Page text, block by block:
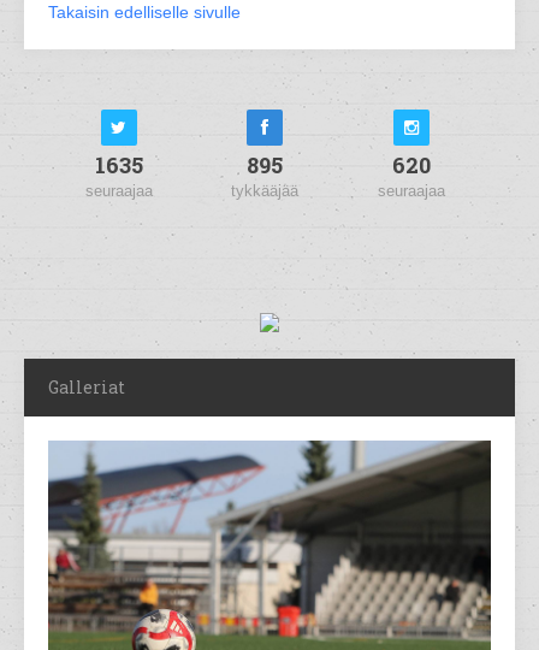
Takaisin edelliselle sivulle
1635
seuraajaa
895
tykkääjää
620
seuraajaa
Galleriat